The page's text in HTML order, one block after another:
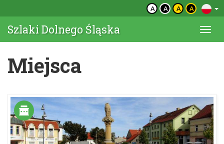
A A A A
Szlaki Dolnego Śląska
Miejsca